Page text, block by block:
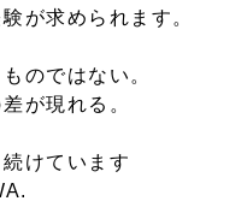
が求められます。
のではない。
が現れる。
けています